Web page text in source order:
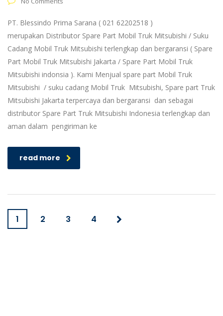
PT. Blessindo Prima Sarana ( 021 62202518 )
merupakan Distributor Spare Part Mobil Truk Mitsubishi / Suku
Cadang Mobil Truk Mitsubishi terlengkap dan bergaransi ( Spare
Part Mobil Truk Mitsubishi Jakarta / Spare Part Mobil Truk
Mitsubishi indonsia ). Kami Menjual spare part Mobil Truk
Mitsubishi / suku cadang Mobil Truk Mitsubishi, Spare part Truk
Mitsubishi Jakarta terpercaya dan bergaransi dan sebagai
distributor Spare Part Truk Mitsubishi Indonesia terlengkap dan
aman dalam pengiriman ke
read more
1 2 3 4